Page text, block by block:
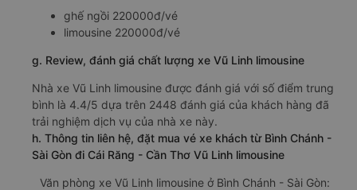
ghế ngồi 220000đ/vé
limousine 220000đ/vé
g. Review, đánh giá chất lượng xe Vũ Linh limousine
Nhà xe Vũ Linh limousine được đánh giá với số điểm trung
bình là 4.4/5 dựa trên 2448 đánh giá của khách hàng đã
trải nghiệm dịch vụ của nhà xe này.
h. Thông tin liên hệ, đặt mua vé xe khách từ Bình Chánh -
Sài Gòn đi Cái Răng - Cần Thơ Vũ Linh limousine
Văn phòng xe Vũ Linh limousine ở Bình Chánh - Sài Gòn: